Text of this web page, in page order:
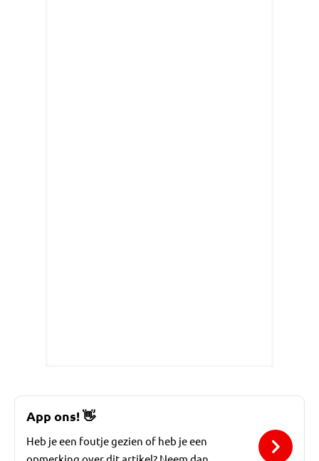
App ons!👋
Heb je een foutje gezien of heb je een